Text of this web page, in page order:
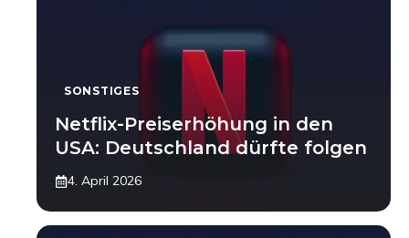
SONSTIGES
Netflix-Preiserhöhung in den
USA: Deutschland dürfte folgen
4. April 2026